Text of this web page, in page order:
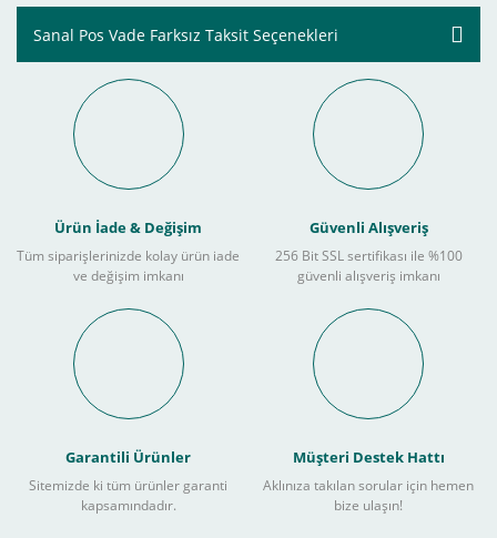
Sanal Pos Vade Farksız Taksit Seçenekleri
Ürün İade & Değişim
Tüm siparişlerinizde kolay ürün iade
ve değişim imkanı
Güvenli Alışveriş
256 Bit SSL sertifikası ile %100
güvenli alışveriş imkanı
Garantili Ürünler
Sitemizde ki tüm ürünler garanti
kapsamındadır.
Müşteri Destek Hattı
Aklınıza takılan sorular için hemen
bize ulaşın!